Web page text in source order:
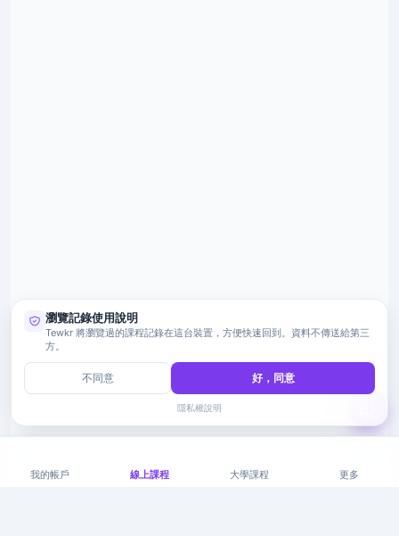
我的帳戶 線上課程 大學課程 更多
瀏覽記錄使用說明
Tewkr 將瀏覽過的課程記錄在這台裝置，方便快速回到。資料不傳送給第三
方。
不同意 好，同意
隱私權說明